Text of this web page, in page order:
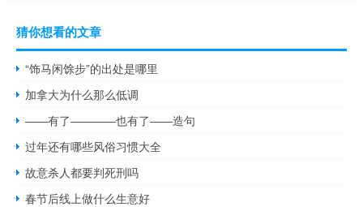
猜你想看的文章
“饰马闲馀步”的出处是哪里
加拿大为什么那么低调
――有了――――也有了――造句
过年还有哪些风俗习惯大全
故意杀人都要判死刑吗
春节后线上做什么生意好